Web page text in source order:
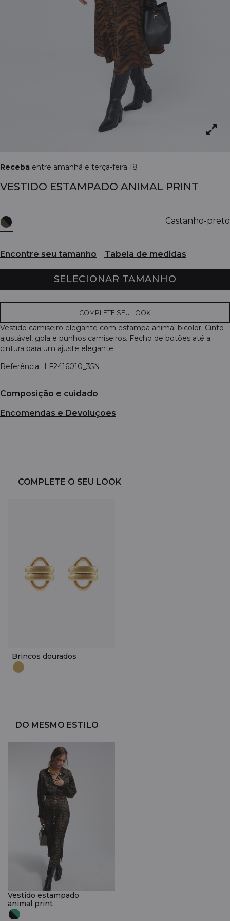
Receba entre amanhã e terça-feira 18
VESTIDO ESTAMPADO ANIMAL PRINT
Castanho-preto
Encontre seu tamanho Tabela de medidas
SELECIONAR TAMANHO
COMPLETE SEU LOOK
Vestido camiseiro elegante com estampa animal bicolor. Cinto
ajustável, gola e punhos camiseiros. Fecho de botões até a
cintura para um ajuste elegante.
Referência
LF2416010_35N
Composição e cuidado
Encomendas e Devoluções
COMPLETE O SEU LOOK
Brincos dourados
DO MESMO ESTILO
Vestido estampado
animal print